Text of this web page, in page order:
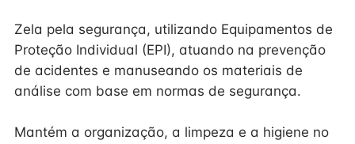
Zela pela segurança, utilizando Equipamentos de
Proteção Individual (EPI), atuando na prevenção
de acidentes e manuseando os materiais de
análise com base em normas de segurança.
Mantém a organização, a limpeza e a higiene no